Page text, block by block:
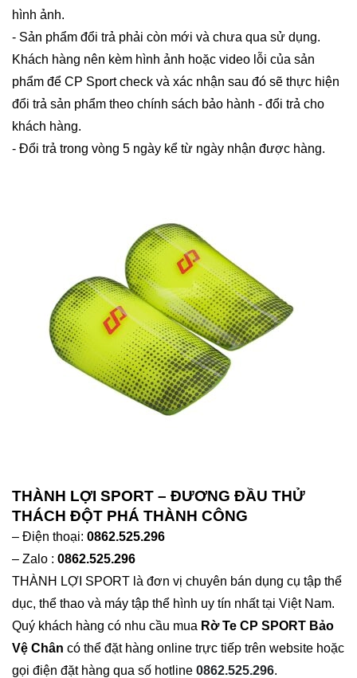
hình ảnh.
- Sản phẩm đổi trả phải còn mới và chưa qua sử dụng.
Khách hàng nên kèm hình ảnh hoặc video lỗi của sản
phẩm để CP Sport check và xác nhận sau đó sẽ thực hiện
đổi trả sản phẩm theo chính sách bảo hành - đổi trả cho
khách hàng.
- Đổi trả trong vòng 5 ngày kể từ ngày nhận được hàng.
THÀNH LỢI SPORT – ĐƯƠNG ĐẦU THỬ
THÁCH ĐỘT PHÁ THÀNH CÔNG
– Điện thoại: 0862.525.296
– Zalo : 0862.525.296
THÀNH LỢI SPORT là đơn vị chuyên bán dụng cụ tập thể
dục, thể thao và máy tập thể hình uy tín nhất tại Việt Nam.
Quý khách hàng có nhu cầu mua Rờ Te CP SPORT Bảo
Vệ Chân có thể đặt hàng online trực tiếp trên website hoặc
gọi điện đặt hàng qua số hotline 0862.525.296.